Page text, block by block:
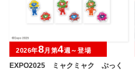
EXPO2025 ミャクミャク ぷっく
2026年8月第4週～登場